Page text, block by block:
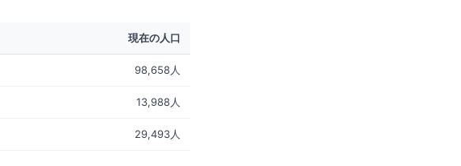
現在の人口
98,658人
13,988人
29,493人